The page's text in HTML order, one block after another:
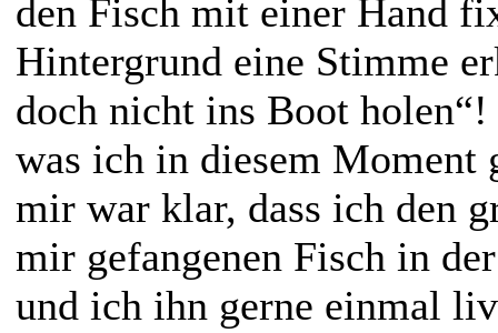
den Fisch mit einer Hand
Hintergrund eine Stimme
doch nicht ins Boot
was ich in diesem Moment
mir war klar, dass ich den
mir gefangenen Fisch in
und ich ihn gerne einmal